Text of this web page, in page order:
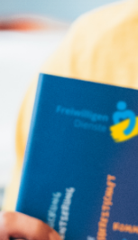
Einwilligung
aufgerufenen und